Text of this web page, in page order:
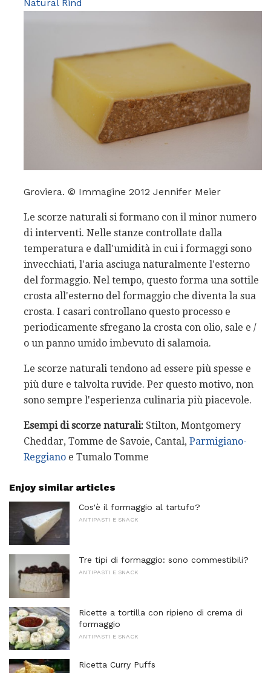
Natural Rind
Groviera. © Immagine 2012 Jennifer Meier
Le scorze naturali si formano con il minor numero
di interventi. Nelle stanze controllate dalla
temperatura e dall'umidità in cui i formaggi sono
invecchiati, l'aria asciuga naturalmente l'esterno
del formaggio. Nel tempo, questo forma una sottile
crosta all'esterno del formaggio che diventa la sua
crosta. I casari controllano questo processo e
periodicamente sfregano la crosta con olio, sale e /
o un panno umido imbevuto di salamoia.
Le scorze naturali tendono ad essere più spesse e
più dure e talvolta ruvide. Per questo motivo, non
sono sempre l'esperienza culinaria più piacevole.
Esempi di scorze naturali: Stilton, Montgomery
Cheddar, Tomme de Savoie, Cantal, Parmigiano-
Reggiano e Tumalo Tomme
Enjoy similar articles
Cos'è il formaggio al tartufo?
ANTIPASTI E SNACK
Tre tipi di formaggio: sono commestibili?
ANTIPASTI E SNACK
Ricette a tortilla con ripieno di crema di
formaggio
ANTIPASTI E SNACK
Ricetta Curry Puffs